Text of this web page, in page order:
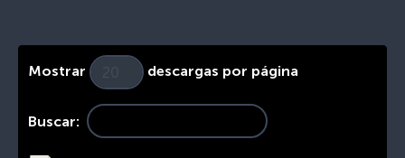
Mostrar descargas por página
Buscar: